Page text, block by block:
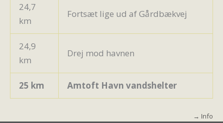
24,7
km
Fortsæt lige ud af Gårdbækvej
24,9
km
Drej mod havnen
25 km Amtoft Havn vandshelter
→ Info